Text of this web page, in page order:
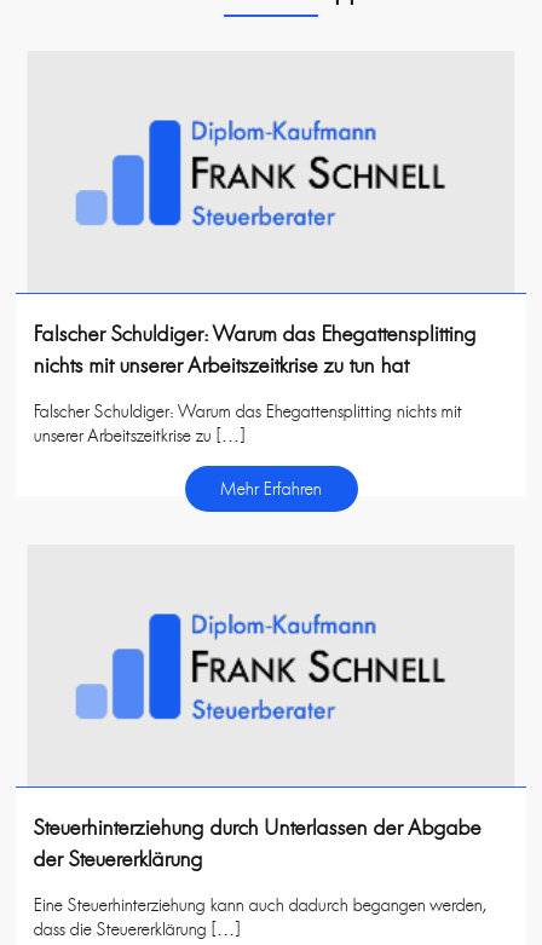
Falscher Schuldiger: Warum das Ehegattensplitting
nichts mit unserer Arbeitszeitkrise zu tun hat
Falscher Schuldiger: Warum das Ehegattensplitting nichts mit
unserer Arbeitszeitkrise zu […]
Mehr Erfahren
Steuerhinterziehung durch Unterlassen der Abgabe
der Steuererklärung
Eine Steuerhinterziehung kann auch dadurch begangen werden,
dass die Steuererklärung […]